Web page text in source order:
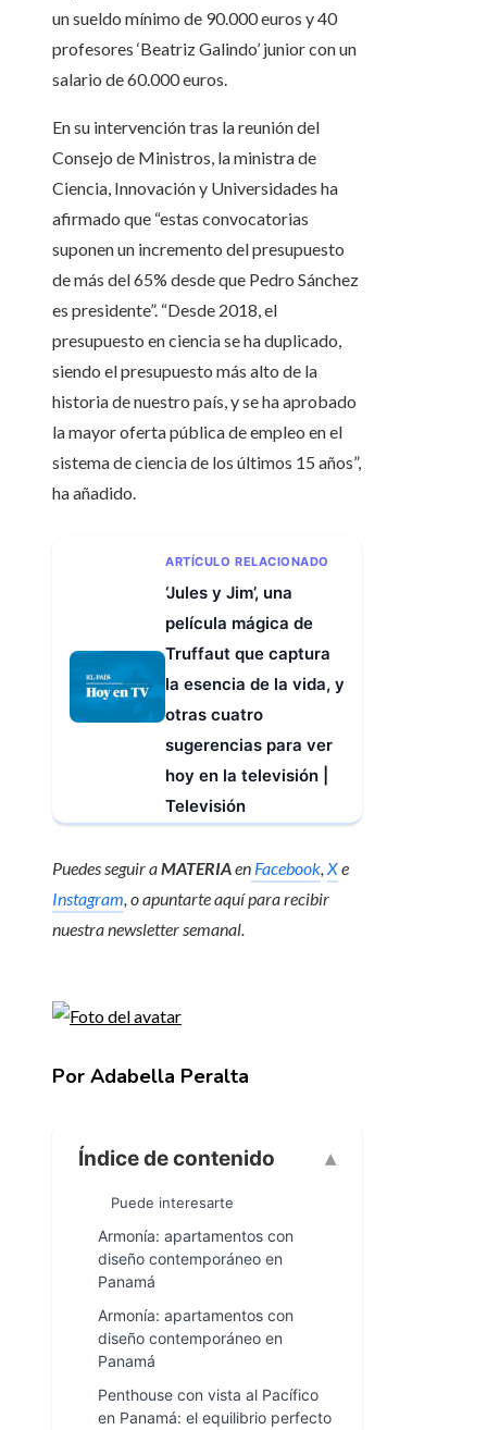
un sueldo mínimo de 90.000 euros y 40
profesores ‘Beatriz Galindo’ junior con un
salario de 60.000 euros.
En su intervención tras la reunión del
Consejo de Ministros, la ministra de
Ciencia, Innovación y Universidades ha
afirmado que “estas convocatorias
suponen un incremento del presupuesto
de más del 65% desde que Pedro Sánchez
es presidente”. “Desde 2018, el
presupuesto en ciencia se ha duplicado,
siendo el presupuesto más alto de la
historia de nuestro país, y se ha aprobado
la mayor oferta pública de empleo en el
sistema de ciencia de los últimos 15 años”,
ha añadido.
ARTÍCULO RELACIONADO
‘Jules y Jim’, una
película mágica de
Truffaut que captura
la esencia de la vida, y
otras cuatro
sugerencias para ver
hoy en la televisión |
Televisión
Puedes seguir aMATERIAen Facebook, Xe
Instagram, o apuntarte aquí para recibir
nuestra newsletter semanal.
Por Adabella Peralta
Índice de contenido
Puede interesarte
Armonía: apartamentos con
diseño contemporáneo en
Panamá
Armonía: apartamentos con
diseño contemporáneo en
Panamá
Penthouse con vista al Pacífico
en Panamá: el equilibrio perfecto